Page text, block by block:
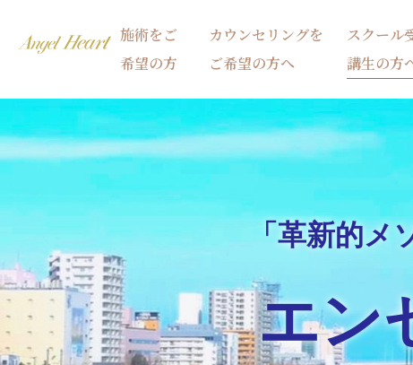
カウンセリングをご希望の方へ
スクール受講生の方へ
施術をご
希望の方
カウンセリングを
ご希望の方へ
スクール
講生の方
「革新的
エン